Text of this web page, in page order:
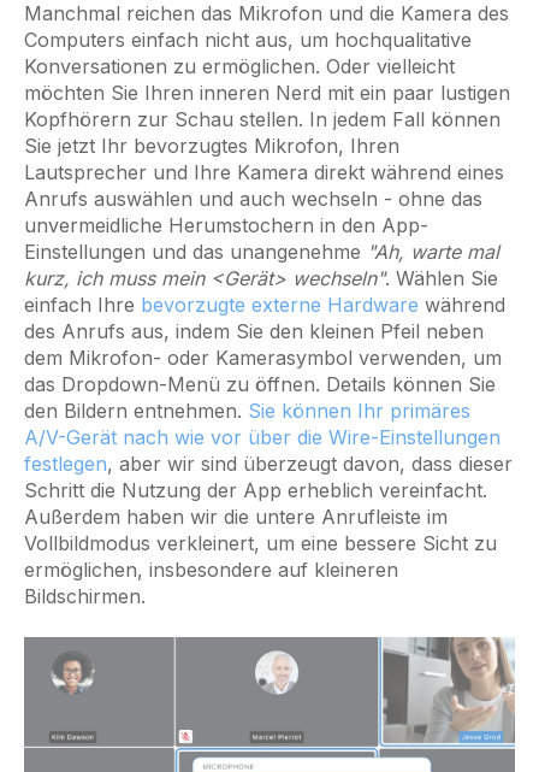
Manchmal reichen das Mikrofon und die Kamera des
Computers einfach nicht aus, um hochqualitative
Konversationen zu ermöglichen. Oder vielleicht
möchten Sie Ihren inneren Nerd mit ein paar lustigen
Kopfhörern zur Schau stellen. In jedem Fall können
Sie jetzt Ihr bevorzugtes Mikrofon, Ihren
Lautsprecher und Ihre Kamera direkt während eines
Anrufs auswählen und auch wechseln - ohne das
unvermeidliche Herumstochern in den App-
Einstellungen und das unangenehme "Ah, warte mal
kurz, ich muss mein <Gerät> wechseln". Wählen Sie
einfach Ihre bevorzugte externe Hardware während
des Anrufs aus, indem Sie den kleinen Pfeil neben
dem Mikrofon- oder Kamerasymbol verwenden, um
das Dropdown-Menü zu öffnen. Details können Sie
den Bildern entnehmen. Sie können Ihr primäres
A/V-Gerät nach wie vor über die Wire-Einstellungen
festlegen, aber wir sind überzeugt davon, dass dieser
Schritt die Nutzung der App erheblich vereinfacht.
Außerdem haben wir die untere Anrufleiste im
Vollbildmodus verkleinert, um eine bessere Sicht zu
ermöglichen, insbesondere auf kleineren
Bildschirmen.